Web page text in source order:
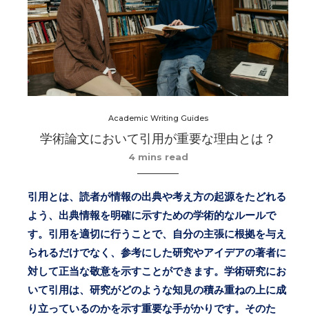
Academic Writing Guides
学術論文において引用が重要な理由とは？
4 mins read
引用とは、読者が情報の出典や考え方の起源をたどれる
よう、出典情報を明確に示すための学術的なルールで
す。引用を適切に行うことで、自分の主張に根拠を与え
られるだけでなく、参考にした研究やアイデアの著者に
対して正当な敬意を示すことができます。学術研究にお
いて引用は、研究がどのような知見の積み重ねの上に成
り立っているのかを示す重要な手がかりです。そのた